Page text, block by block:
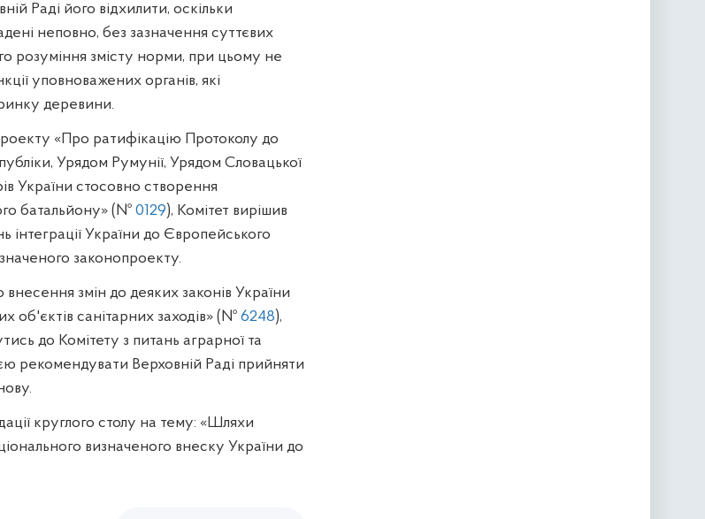
Раді його відхилити, оскільки
неповно, без зазначення суттєвих
розуміння змісту норми, при цьому не
уповноважених органів, які
деревини.
«Про ратифікацію Протоколу до
Урядом Румунії, Урядом Словацької
України стосовно створення
батальйону» (№ 0129), Комітет вирішив
інтеграції України до Європейського
законопроекту.
змін до деяких законів України
об'єктів санітарних заходів» (№ 6248),
до Комітету з питань аграрної та
рекомендувати Верховній Раді прийняти
круглого столу на тему: «Шляхи
визначеного внеску України до